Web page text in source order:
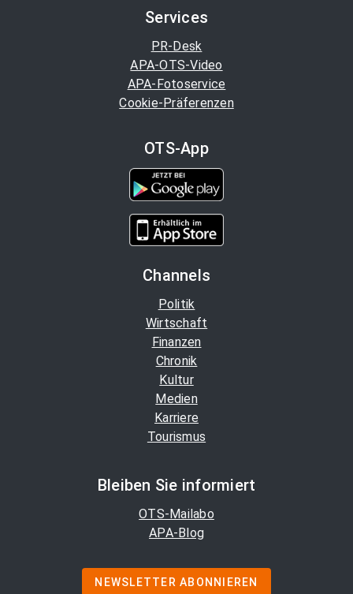
Services
PR-Desk
APA-OTS-Video
APA-Fotoservice
Cookie-Präferenzen
OTS-App
Channels
Politik
Wirtschaft
Finanzen
Chronik
Kultur
Medien
Karriere
Tourismus
Bleiben Sie informiert
OTS-Mailabo
APA-Blog
NEWSLETTER ABONNIEREN